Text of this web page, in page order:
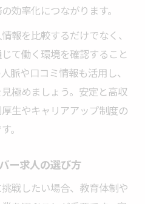
収比較で選ぶ転職先
ーとタクシー年収比較の
びで重視すべき収入の違
ドライバー年収比較のポ
ーの働き方と収入を徹底
効率化につながります。
報を比較するだけでなく、
て働く環境を確認すること
脈や口コミ情報も活用し、
極めましょう。安定と高収
生やキャリアアップ制度の
。
ー求人の選び方
戦したい場合、教育体制や